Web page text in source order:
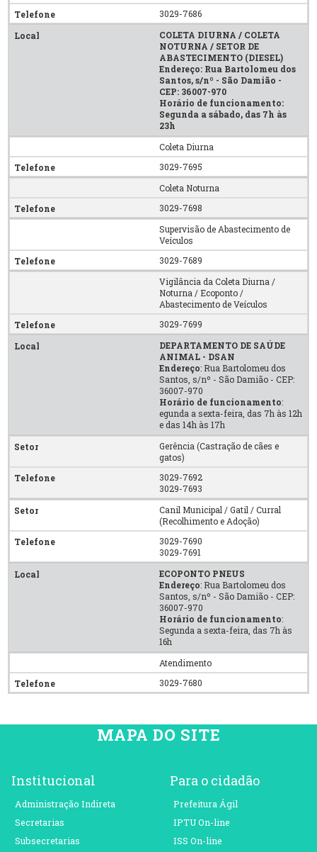
3029-7686
COLETA DIURNA / COLETA
NOTURNA / SETOR DE
ABASTECIMENTO (DIESEL)
Endereço: Rua Bartolomeu dos
Santos, s/nº - São Damião -
CEP: 36007-970
Horário de funcionamento:
Segunda a sábado, das 7h às
23h
Coleta Diurna
3029-7695
Coleta Noturna
3029-7698
Supervisão de Abastecimento de
Veículos
3029-7689
Vigilância da Coleta Diurna /
Noturna / Ecoponto /
Abastecimento de Veículos
3029-7699
DEPARTAMENTO DE SAÚDE
ANIMAL - DSAN
Endereço: Rua Bartolomeu dos
Santos, s/nº - São Damião - CEP:
36007-970
Horário de funcionamento:
egunda a sexta-feira, das 7h às 12h
e das 14h às 17h
Gerência (Castração de cães e
gatos)
3029-7692
3029-7693
Canil Municipal / Gatil / Curral
(Recolhimento e Adoção)
3029-7690
3029-7691
ECOPONTO PNEUS
Endereço: Rua Bartolomeu dos
Santos, s/nº - São Damião - CEP:
36007-970
Horário de funcionamento:
Segunda a sexta-feira, das 7h às
16h
Atendimento
3029-7680
MAPA DO SITE
Institucional
Administração Indireta
Secretarias
Subsecretarias
Para o cidadão
Prefeitura Ágil
IPTU On-line
ISS On-line